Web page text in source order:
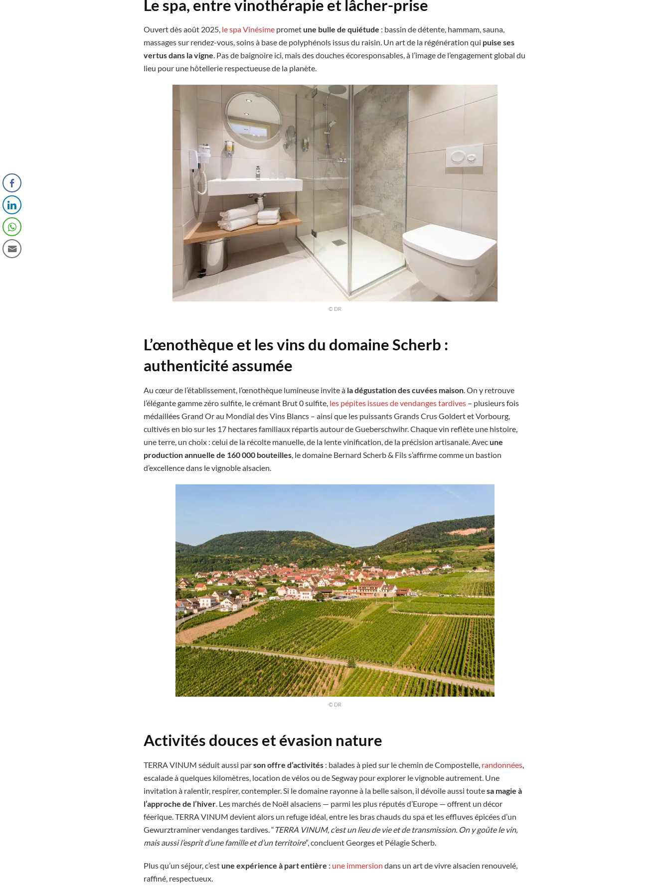
Le spa, entre vinothérapie et lâcher-prise
Ouvert dès août 2025, le spa Vinésime promet une bulle de quiétude : bassin de détente, hammam, sauna,
massages sur rendez-vous, soins à base de polyphénols issus du raisin. Un art de la régénération qui puise ses
vertus dans la vigne. Pas de baignoire ici, mais des douches écoresponsables, à l’image de l’engagement global du
lieu pour une hôtellerie respectueuse de la planète.
© DR
L’œnothèque et les vins du domaine Scherb :
authenticité assumée
Au cœur de l’établissement, l’œnothèque lumineuse invite à la dégustation des cuvées maison. On y retrouve
l’élégante gamme zéro sulfite, le crémant Brut 0 sulfite, les pépites issues de vendanges tardives – plusieurs fois
médaillées Grand Or au Mondial des Vins Blancs – ainsi que les puissants Grands Crus Goldert et Vorbourg,
cultivés en bio sur les 17 hectares familiaux répartis autour de Gueberschwihr. Chaque vin reflète une histoire,
une terre, un choix : celui de la récolte manuelle, de la lente vinification, de la précision artisanale. Avec une
production annuelle de 160 000 bouteilles, le domaine Bernard Scherb & Fils s’affirme comme un bastion
d’excellence dans le vignoble alsacien.
© DR
Activités douces et évasion nature
TERRA VINUM séduit aussi parson offre d’activités : balades à pied sur le chemin de Compostelle, randonnées
escalade à quelques kilomètres, location de vélos ou de Segway pour explorer le vignoble autrement. Une
invitation à ralentir, respirer, contempler. Si le domaine rayonne à la belle saison, il dévoile aussi toutesa magie à
l’approche de l’hiver . Les marchés de Noël alsaciens — parmi les plus réputés d’Europe — offrent un décor
féerique. TERRA VINUM devient alors un refuge idéal, entre les bras chauds du spa et les effluves épicées d’un
Gewurztraminer vendanges tardives. “ TERRA VINUM, c’est un lieu de vie et de transmission. On y goûte le vin,
mais aussi l’esprit d’une famille et d’un territoire”, concluent Georges et Pélagie Scherb.
Plus qu’un séjour, c’est une expérience à part entière : une immersion dans un art de vivre alsacien renouvelé,
raffiné, respectueux.